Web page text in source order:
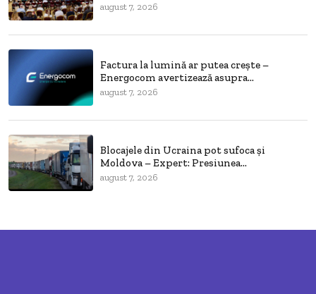
august 7, 2026
Factura la lumină ar putea crește –
Energocom avertizează asupra...
august 7, 2026
Blocajele din Ucraina pot sufoca și
Moldova – Expert: Presiunea...
august 7, 2026